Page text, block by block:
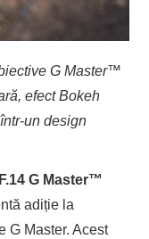
G Master™
efect Bokeh
un design
G Master™
adiție la
G Master. Acest